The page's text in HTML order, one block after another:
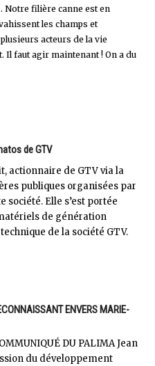
Notre filière canne est en
les champs et
acteurs de la vie
Il faut agir maintenant ! On a du
de GTV
actionnaire de GTV via la
publiques organisées par
Elle s’est portée
de génération
de la société GTV.
ENVERS MARIE-
DU PALIMA Jean
du développement